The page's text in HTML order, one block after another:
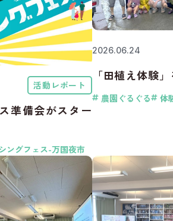
活動レポート
準備会がスター
ングフェス-万国夜市
2026.06.24
「田植え体験」
農園ぐるぐる 体